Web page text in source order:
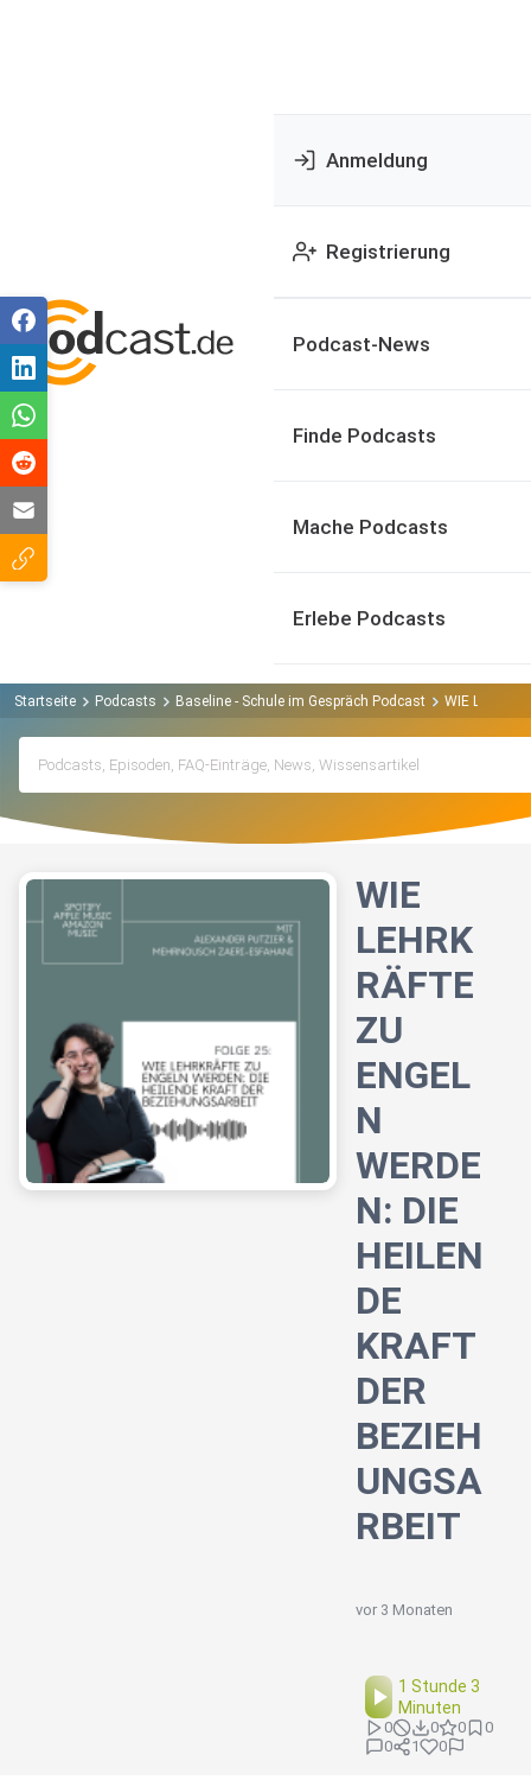
Anmeldung
Registrierung
Podcast-News
Finde Podcasts
Mache Podcasts
Erlebe Podcasts
Startseite Podcasts Baseline - Schule im Gespräch Podcast WIE
WIE
LEHRK
RÄFTE
ZU
ENGEL
N
WERDE
N: DIE
HEILEN
DE
KRAFT
DER
BEZIEH
UNGSA
RBEIT
vor 3 Monaten
1 Stunde 3
Minuten
0 0 0
0
0
1 0